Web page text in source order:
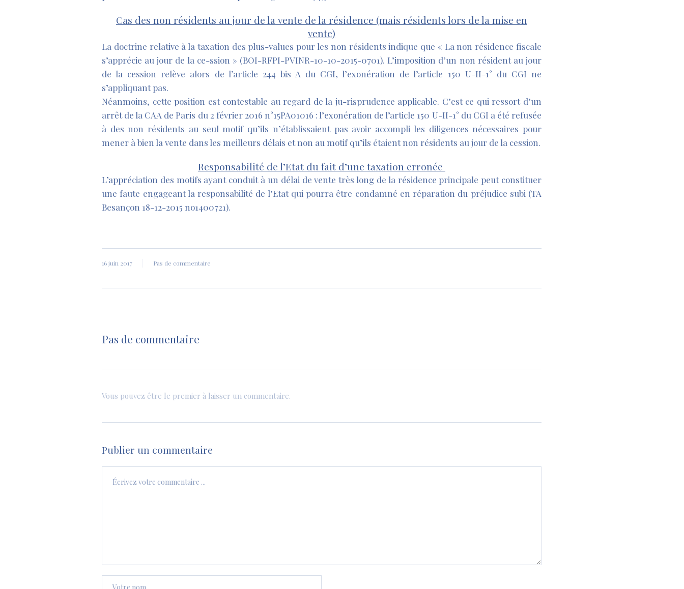
Cas des non résidents au jour de la vente de la résidence (mais résidents lors de la mise en
vente)
La doctrine relative à la taxation des plus-values pour les non résidents indique que « La non résidence fiscale
s’apprécie au jour de la ce-ssion » (BOI-RFPI-PVINR-10-10-2015-0701). L’imposition d’un non résident au jour
de la cession relève alors de l’article 244 bis A du CGI, l’exonération de l’article 150 U-II-1° du CGI ne
s’appliquant pas.
Néanmoins, cette position est contestable au regard de la ju-risprudence applicable. C’est ce qui ressort d’un
arrêt de la CAA de Paris du 2 février 2016 n°15PA01016 : l’exonération de l’article 150 U-II-1° du CGI a été refusée
à des non résidents au seul motif qu’ils n’établissaient pas avoir accompli les diligences nécessaires pour
mener à bien la vente dans les meilleurs délais et non au motif qu’ils étaient non résidents au jour de la cession.
Responsabilité de l’Etat du fait d’une taxation erronée
L’appréciation des motifs ayant conduit à un délai de vente très long de la résidence principale peut constituer
une faute engageant la responsabilité de l’Etat qui pourra être condamné en réparation du préjudice subi (TA
Besançon 18-12-2015 no1400721).
16 juin 2017 Pas de commentaire
Pas de commentaire
Vous pouvez être le premier à laisser un commentaire.
Publier un commentaire